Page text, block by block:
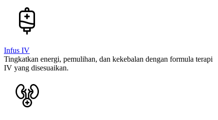
Infus IV
Tingkatkan energi, pemulihan, dan kekebalan dengan formula terapi
IV yang disesuaikan.